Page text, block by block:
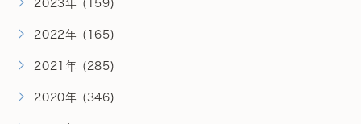
2023年 (159)
2022年 (165)
2021年 (285)
2020年 (346)